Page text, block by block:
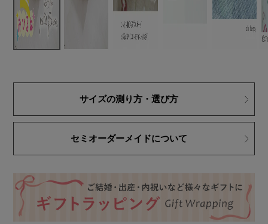
サイズの測り方・選び方
セミオーダーメイドについて